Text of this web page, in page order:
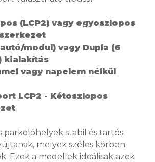
(LCP2) vagy egyoszlopos
modul) vagy Dupla (6
kialakítás
vagy napelem nélkül
LCP2 - Kétoszlopos
parkolóhelyek stabil és tartós
melyek széles körben
Ezek a modellek ideálisak azok